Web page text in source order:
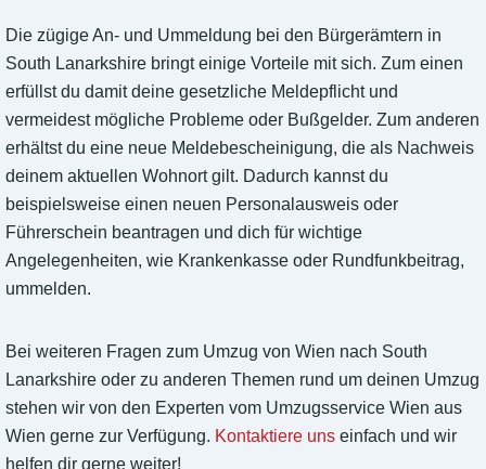
Die zügige An- und Ummeldung bei den Bürgerämtern in
South Lanarkshire bringt einige Vorteile mit sich. Zum einen
erfüllst du damit deine gesetzliche Meldepflicht und
vermeidest mögliche Probleme oder Bußgelder. Zum anderen
erhältst du eine neue Meldebescheinigung, die als Nachweis
deinem aktuellen Wohnort gilt. Dadurch kannst du
beispielsweise einen neuen Personalausweis oder
Führerschein beantragen und dich für wichtige
Angelegenheiten, wie Krankenkasse oder Rundfunkbeitrag,
ummelden.
Bei weiteren Fragen zum Umzug von Wien nach South
Lanarkshire oder zu anderen Themen rund um deinen Umzug
stehen wir von den Experten vom Umzugsservice Wien aus
Wien gerne zur Verfügung. Kontaktiere uns einfach und wir
helfen dir gerne weiter!